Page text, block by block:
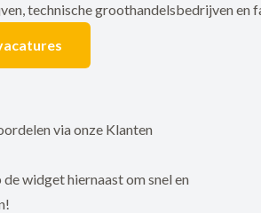
technische groothandelsbedrijven
via onze Klanten
widget hiernaast om snel en